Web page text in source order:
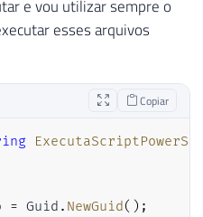
e vou utilizar sempre o
esses arquivos
Copiar
= Guid . NewGuid( ) ;